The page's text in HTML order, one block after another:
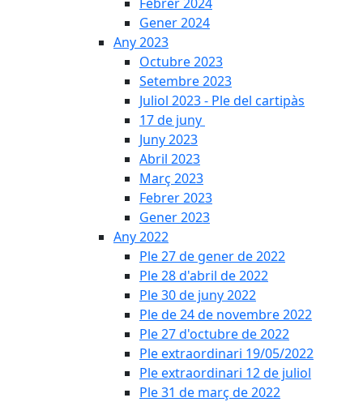
Gener 2024
Any 2023
Octubre 2023
Setembre 2023
Juliol 2023 - Ple del cartipàs
17 de juny
Juny 2023
Abril 2023
Març 2023
Febrer 2023
Gener 2023
Any 2022
Ple 27 de gener de 2022
Ple 28 d'abril de 2022
Ple 30 de juny 2022
Ple de 24 de novembre 2022
Ple 27 d'octubre de 2022
Ple extraordinari 19/05/2022
Ple extraordinari 12 de juliol
Ple 31 de març de 2022